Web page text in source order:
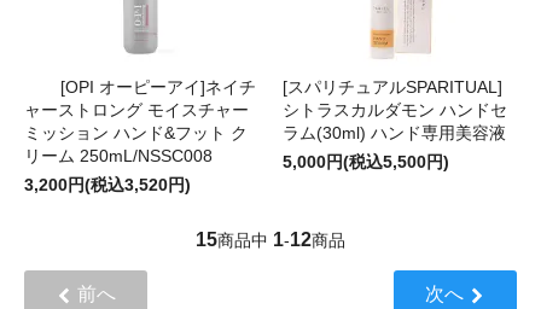
[OPI オーピーアイ]ネイチ
ャーストロング モイスチャー
ミッション ハンド&フット ク
リーム 250mL/NSSC008
3,200円(税込3,520円)
[スパリチュアルSPARITUAL]
シトラスカルダモン ハンドセ
ラム(30ml) ハンド専用美容液
5,000円(税込5,500円)
15商品中 1-12商品
前へ 次へ